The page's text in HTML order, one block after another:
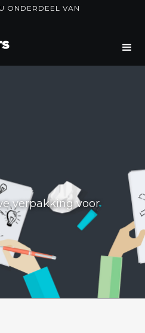
verpakking voor
ONDERDEEL VAN